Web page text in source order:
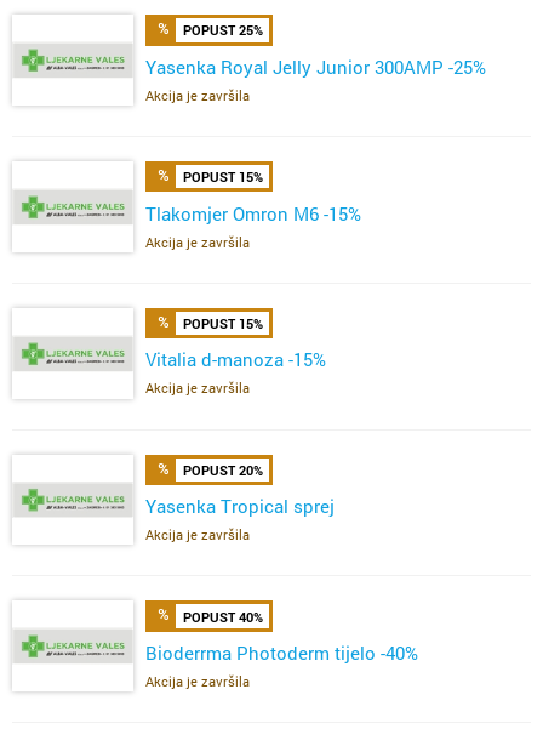
POPUST 25%
Yasenka Royal Jelly Junior 300AMP -25%
Akcija je završila
POPUST 15%
Tlakomjer Omron M6 -15%
Akcija je završila
POPUST 15%
Vitalia d-manoza -15%
Akcija je završila
POPUST 20%
Yasenka Tropical sprej
Akcija je završila
POPUST 40%
Bioderrma Photoderm tijelo -40%
Akcija je završila